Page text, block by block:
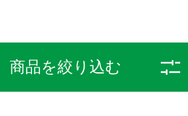
商品を絞り込む